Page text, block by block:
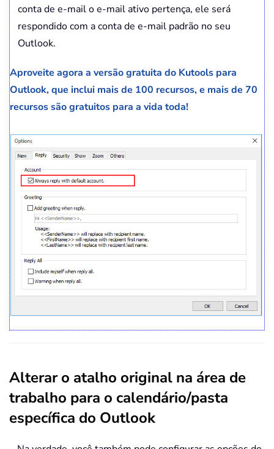
conta de e-mail o e-mail ativo pertença, ele será
respondido com a conta de e-mail padrão no seu
Outlook.
Aproveite agora a versão gratuita do Kutools para
Outlook, que inclui mais de 100 recursos, e mais de 70
recursos são gratuitos para a vida toda!
Alterar o atalho original na área de
trabalho para o calendário/pasta
específica do Outlook